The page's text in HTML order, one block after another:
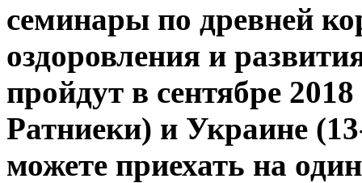
семинары по древней
оздоровления и
пройдут в сентябре
Ратниеки) и Украине
можете приехать на